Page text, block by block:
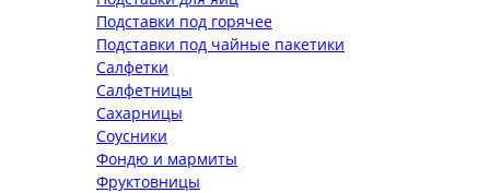
Подставки под горячее
Подставки под чайные пакетики
Салфетки
Салфетницы
Сахарницы
Соусники
Фондю и мармиты
Фруктовницы